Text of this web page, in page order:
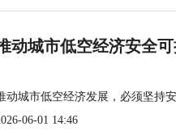
动城市低空经济安全
动城市低空经济发展，必须坚持
06-01 14:46